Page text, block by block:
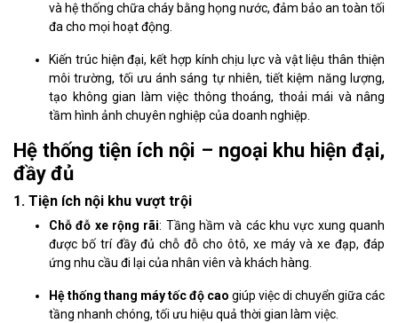
và hệ thống chữa cháy bằng họng nước, đảm bảo an toàn tối
đa cho mọi hoạt động.
Kiến trúc hiện đại, kết hợp kính chịu lực và vật liệu thân thiện
môi trường, tối ưu ánh sáng tự nhiên, tiết kiệm năng lượng,
tạo không gian làm việc thông thoáng, thoải mái và nâng
tầm hình ảnh chuyên nghiệp của doanh nghiệp.
Hệ thống tiện ích nội – ngoại khu hiện đại,
đầy đủ
1. Tiện ích nội khu vượt trội
Chỗ đỗ xe rộng rãi: Tầng hầm và các khu vực xung quanh
được bố trí đầy đủ chỗ đỗ cho ôtô, xe máy và xe đạp, đáp
ứng nhu cầu đi lại của nhân viên và khách hàng.
Hệ thống thang máy tốc độ cao giúp việc di chuyển giữa các
tầng nhanh chóng, tối ưu hiệu quả thời gian làm việc.